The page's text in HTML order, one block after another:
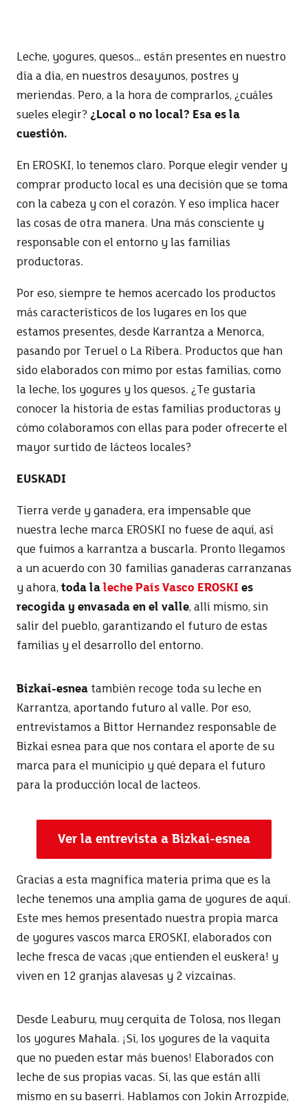
Leche, yogures, quesos… están presentes en nuestro
día a día, en nuestros desayunos, postres y
meriendas. Pero, a la hora de comprarlos, ¿cuáles
sueles elegir? ¿Local o no local? Esa es la
cuestión.
En EROSKI, lo tenemos claro. Porque elegir vender y
comprar producto local es una decisión que se toma
con la cabeza y con el corazón. Y eso implica hacer
las cosas de otra manera. Una más consciente y
responsable con el entorno y las familias
productoras.
Por eso, siempre te hemos acercado los productos
más característicos de los lugares en los que
estamos presentes, desde Karrantza a Menorca,
pasando por Teruel o La Ribera. Productos que han
sido elaborados con mimo por estas familias, como
la leche, los yogures y los quesos. ¿Te gustaría
conocer la historia de estas familias productoras y
cómo colaboramos con ellas para poder ofrecerte el
mayor surtido de lácteos locales?
EUSKADI
Tierra verde y ganadera, era impensable que
nuestra leche marca EROSKI no fuese de aquí, así
que fuimos a karrantza a buscarla. Pronto llegamos
a un acuerdo con 30 familias ganaderas carranzanas
y ahora, toda la leche País Vasco EROSKI es
recogida y envasada en el valle , allí mismo, sin
salir del pueblo, garantizando el futuro de estas
familias y el desarrollo del entorno.
Bizkai-esnea también recoge toda su leche en
Karrantza, aportando futuro al valle. Por eso,
entrevistamos a Bittor Hernandez responsable de
Bizkai esnea para que nos contara el aporte de su
marca para el municipio y qué depara el futuro
para la producción local de lacteos.
Ver la entrevista a Bizkai-esnea
Gracias a esta magnífica materia prima que es la
leche tenemos una amplia gama de yogures de aquí.
Este mes hemos presentado nuestra propia marca
de yogures vascos marca EROSKI, elaborados con
leche fresca de vacas ¡que entienden el euskera! y
viven en 12 granjas alavesas y 2 vizcaínas.
Desde Leaburu, muy cerquita de Tolosa, nos llegan
los yogures Mahala. ¡Sí, los yogures de la vaquita
que no pueden estar más buenos! Elaborados con
leche de sus propias vacas. Sí, las que están allí
mismo en su baserri. Hablamos con Jokin Arrozpide,